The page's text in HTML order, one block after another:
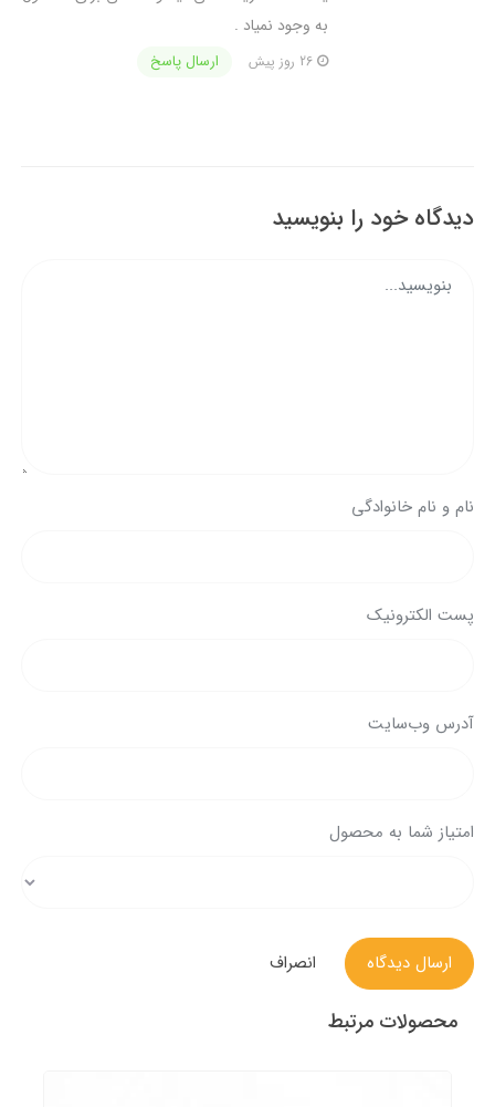
به وجود نمیاد .
ارسال پاسخ
دیدگاه خود را بنویسید
نام و نام خانوادگی
پست الکترونیک
آدرس وب‌سایت
امتیاز شما به محصول
ارسال دیدگاه انصراف
محصولات مرتبط